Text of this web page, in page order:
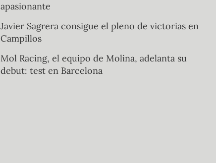
apasionante
Javier Sagrera consigue el pleno de victorias en
Campillos
Mol Racing, el equipo de Molina, adelanta su
debut: test en Barcelona